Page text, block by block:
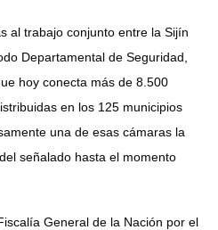
al trabajo conjunto entre la Sijín
Departamental de Seguridad,
hoy conecta más de 8.500
en los 125 municipios
una de esas cámaras la
señalado hasta el momento
General de la Nación por el